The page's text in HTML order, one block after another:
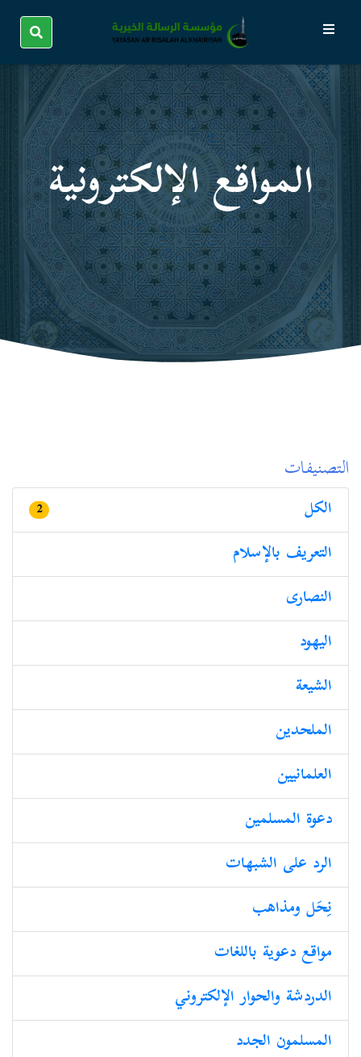
المواقع الإلكترونیة
التصنيفات
الكل 2
التعريف بالإسلام
النصارى
الیھود
الشيعة
الملحدین
العلمانیین
دعوة المسلمين
الرد على الشبهات
نِحَل ومذاهب
مواقع دعوية باللغات
الدردشة والحوار الإلكتروني
المسلمون الجدد